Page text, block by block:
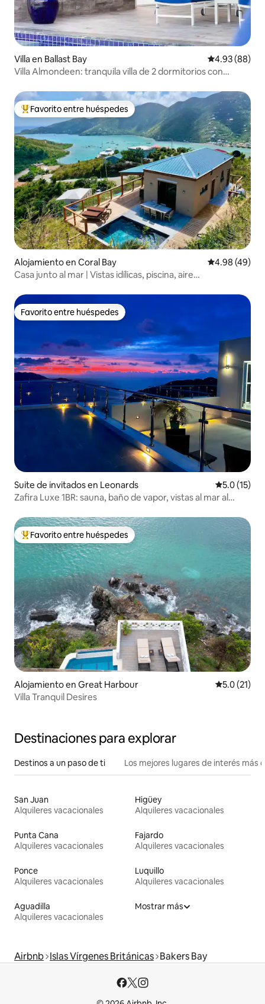
Villa en Ballast Bay Calificación
4.93 (88)
Villa Almondeen: tranquila villa de 2 dormitorios con
Favorito entre huéspedes preferido
Favorito entre huéspedes
Alojamiento en Coral Bay Calificación
4.98 (49)
Casa junto al mar | Vistas idílicas, piscina, aire
Favorito entre huéspedes
Favorito entre huéspedes
Suite de invitados en Leonards Calificación
5.0 (15)
Zafira Luxe 1BR: sauna, baño de vapor, vistas al mar al
Favorito entre huéspedes preferido
Favorito entre huéspedes
Alojamiento en Great Harbour Calificación
5.0 (21)
Villa Tranquil Desires
Destinaciones para explorar
Destinos a un paso de ti Los mejores lugares de interés más
San Juan
Alquileres vacacionales
Higüey
Alquileres vacacionales
Punta Cana
Alquileres vacacionales
Fajardo
Alquileres vacacionales
Ponce
Alquileres vacacionales
Luquillo
Alquileres vacacionales
Aguadilla
Alquileres vacacionales
Mostrar más
Airbnb Islas Vírgenes Británicas Bakers Bay